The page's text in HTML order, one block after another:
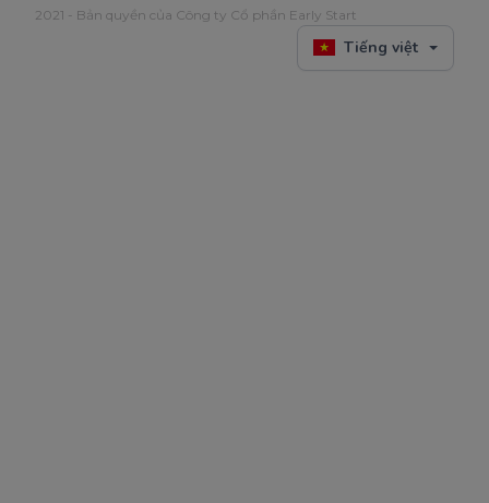
2021 - Bản quyền của Công ty Cổ phần Early Start
Tiếng việt